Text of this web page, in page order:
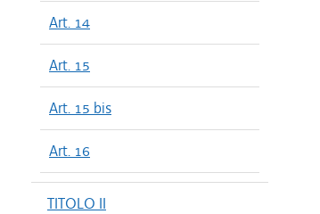
Art. 14
Art. 15
Art. 15 bis
Art. 16
TITOLO II